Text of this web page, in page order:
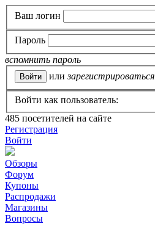
Ваш логин
Пароль
вспомнить пароль
или зарегистрироваться
Войти как пользователь:
485 посетителей на сайте
Регистрация
Войти
Обзоры
Форум
Купоны
Распродажи
Магазины
Вопросы